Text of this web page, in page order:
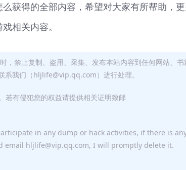
获得的全部内容，希望对大家有所帮助，
相关内容。
，禁止复制、盗用、采集、发布本站内容到任何网站、书
系我们（hljlife@vip.qq.com）进行处理。
有侵犯您的权益请提供相关证明致邮
in any dump or hack activities, if there is
hljlife@vip.qq.com, I will promptly delete it.